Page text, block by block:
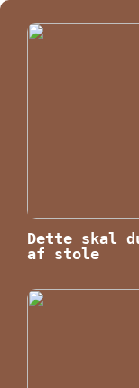
Dette skal
af stole